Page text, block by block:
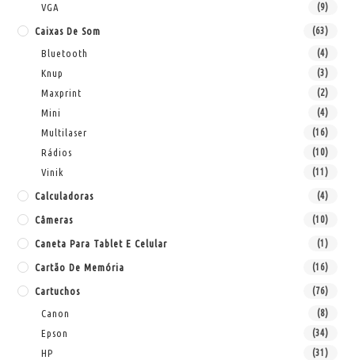
VGA (9)
Caixas De Som (63)
Bluetooth (4)
Knup (3)
Maxprint (2)
Mini (4)
Multilaser (16)
Rádios (10)
Vinik (11)
Calculadoras (4)
Câmeras (10)
Caneta Para Tablet E Celular (1)
Cartão De Memória (16)
Cartuchos (76)
Canon (8)
Epson (34)
HP (31)